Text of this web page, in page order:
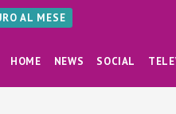
AL MESE
HOME NEWS SOCIAL